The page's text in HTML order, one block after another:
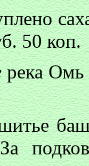
50 коп.
река Омь